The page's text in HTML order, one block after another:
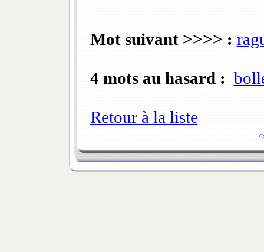
Mot suivant >>>> :
4 mots au hasard :
Retour à la liste